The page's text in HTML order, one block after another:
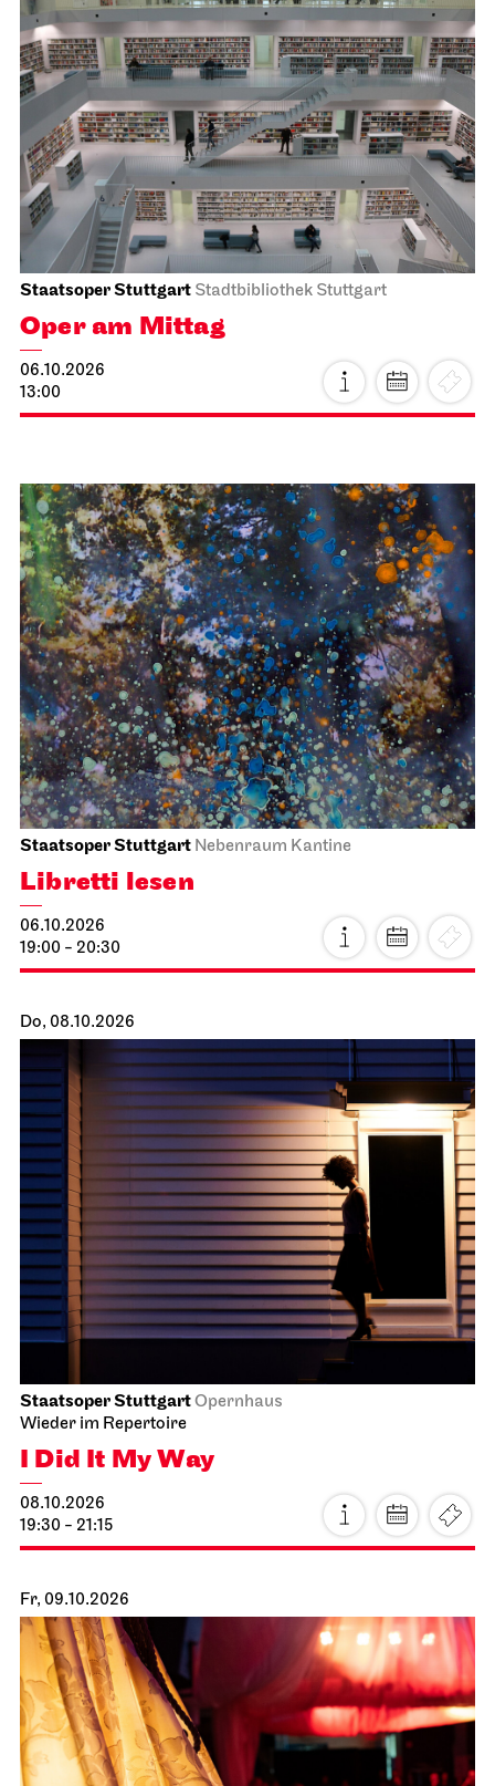
Staatsoper Stuttgart Stadtbibliothek Stuttgart
Oper am Mittag
06.10.2026
13:00
Staatsoper Stuttgart Nebenraum Kantine
Libretti lesen
06.10.2026
19:00 - 20:30
Do, 08.10.2026
Staatsoper StuttgartOpernhaus
Wieder im Repertoire
I Did It My Way
08.10.2026
19:30 - 21:15
Fr, 09.10.2026